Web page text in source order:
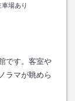
車場あり
です。客室や
ラマが眺めら